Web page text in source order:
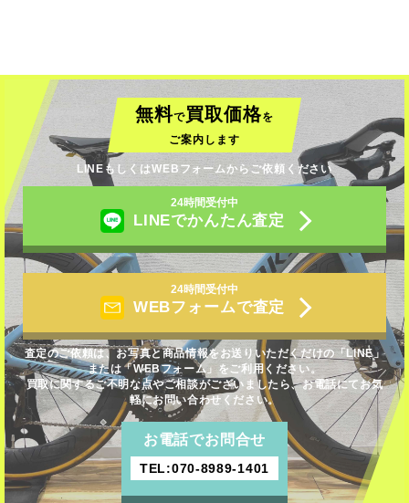
無料で買取価格を
ご案内します
LINEもしくはWEBフォームからご依頼ください
24時間受付中
LINEでかんたん査定
24時間受付中
WEBフォームで査定
査定のご依頼は、お写真と商品情報をお送りいただくだけの「LINE」
または「WEBフォーム」をご利用ください。
買取に関するご不明な点やご相談がございましたら、お電話にてお気
軽にお問い合わせください。
お電話でお問合せ
TEL:070-8989-1401